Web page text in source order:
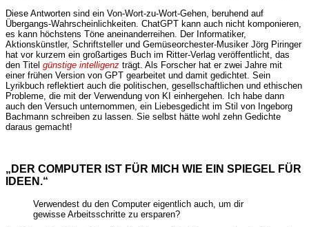
Diese Antworten sind ein Von-Wort-zu-Wort-Gehen, beruhend auf
Übergangs-Wahrscheinlichkeiten. ChatGPT kann auch nicht komponieren,
es kann höchstens Töne aneinanderreihen. Der Informatiker,
Aktionskünstler, Schriftsteller und Gemüseorchester-Musiker Jörg Piringer
hat vor kurzem ein großartiges Buch im Ritter-Verlag veröffentlicht, das
den Titel günstige intelligenz trägt. Als Forscher hat er zwei Jahre mit
einer frühen Version von GPT gearbeitet und damit gedichtet. Sein
Lyrikbuch reflektiert auch die politischen, gesellschaftlichen und ethischen
Probleme, die mit der Verwendung von KI einhergehen. Ich habe dann
auch den Versuch unternommen, ein Liebesgedicht im Stil von Ingeborg
Bachmann schreiben zu lassen. Sie selbst hätte wohl zehn Gedichte
daraus gemacht!
„DER COMPUTER IST FÜR MICH WIE EIN SPIEGEL FÜR
IDEEN.“
Verwendest du den Computer eigentlich auch, um dir
gewisse Arbeitsschritte zu ersparen?